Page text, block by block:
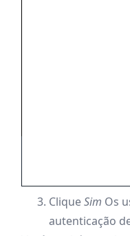
CliqueSim Os
autenticação